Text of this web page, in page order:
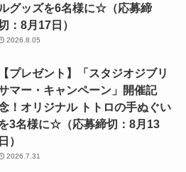
グッズを6名様に☆（応募締
：8月17日）
2026.8.05
【プレゼント】「スタジオジブリ
マー・キャンペーン」開催記
！オリジナル トトロの手ぬぐい
3名様に☆（応募締切：8月13
日）
2026.7.31